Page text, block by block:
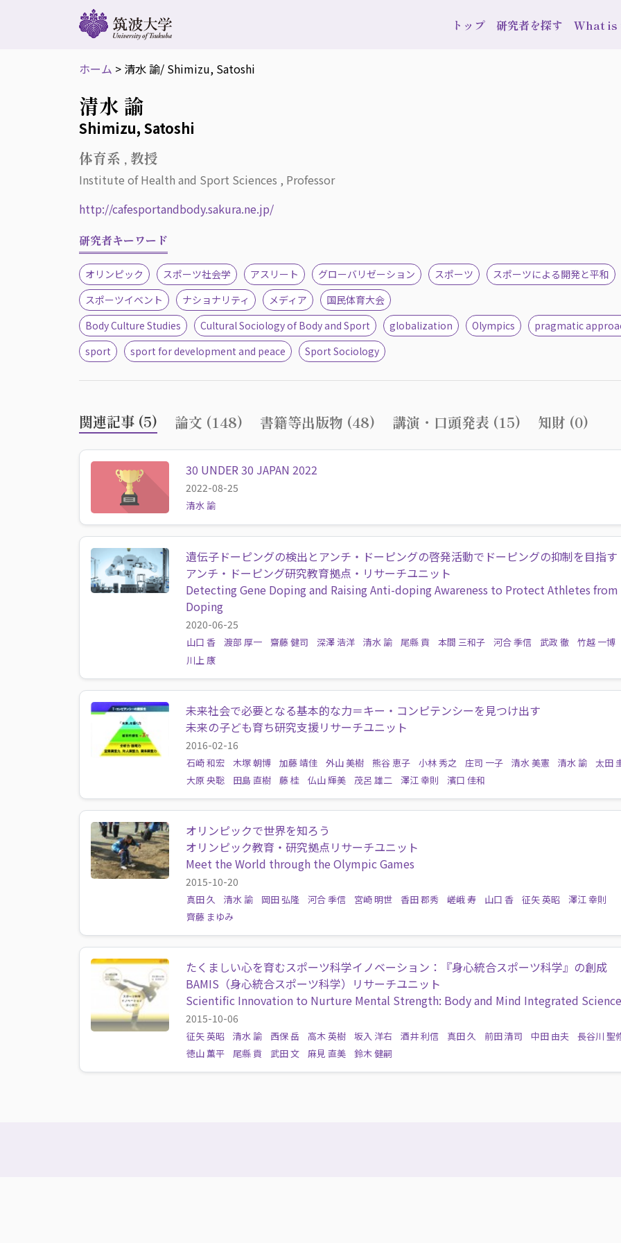
トップ 研究者を探す What is
ホーム > 清水 諭/ Shimizu, Satoshi
清水 諭
Shimizu, Satoshi
体育系 , 教授
Institute of Health and Sport Sciences , Professor
http://cafesportandbody.sakura.ne.jp/
研究者キーワード
オリンピック スポーツ社会学 アスリート グローバリゼーション スポーツ
スポーツによる開発と平和
スポーツイベント
ナショナリティ メディア
国民体育大会
Body Culture Studies
Cultural Sociology of Body and Sport globalization Olympics
pragmatic
sport
sport for development and peace Sport Sociology
関連記事 (5) 論文 (148) 書籍等出版物 (48) 講演・口頭発表 (15) 知財 (0)
30 UNDER 30 JAPAN 2022
2022-08-25
清水 諭
遺伝子ドーピングの検出とアンチ・ドーピングの啓発活動でドーピングの抑制を目指す
アンチ・ドーピング研究教育拠点・リサーチユニット
Detecting Gene Doping and Raising Anti-doping Awareness to Protect Athletes from
Doping
2020-06-25
山口 香 渡部 厚一 齋藤 健司 深澤 浩洋 清水 諭 尾縣 貢 本間 三和子 河合 季信 武政 徹
竹越 一博
川上 康
未来社会で必要となる基本的な力＝キー・コンピテンシーを見つけ出す
未来の子ども育ち研究支援リサーチユニット
2016-02-16
石崎 和宏 木塚 朝博 加藤 靖佳 外山 美樹 熊谷 恵子 小林 秀之 庄司 一子 清水 美憲 清水 諭
太田
大原 央聡
田島 直樹 藤 桂 仏山 輝美 茂呂 雄二 澤江 幸則 濱口 佳和
オリンピックで世界を知ろう
オリンピック教育・研究拠点リサーチユニット
Meet the World through the Olympic Games
2015-10-20
真田 久 清水 諭 岡田 弘隆 河合 季信 宮崎 明世 香田 郡秀 嵯峨 寿 山口 香 征矢 英昭
澤江 幸則
齊藤 まゆみ
たくましい心を育むスポーツ科学イノベーション：『身心統合スポーツ科学』の創成
BAMIS（身心統合スポーツ科学）リサーチユニット
Scientific Innovation to Nurture Mental Strength: Body and Mind Integrated Science
2015-10-06
征矢 英昭 清水 諭 西保 岳 高木 英樹 坂入 洋右 酒井 利信 真田 久 前田 清司 中田 由夫
長谷川 聖
徳山 薫平
尾縣 貢 武田 文 麻見 直美 鈴木 健嗣